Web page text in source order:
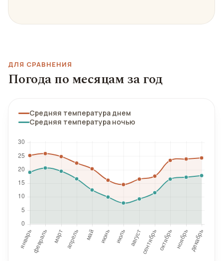
ДЛЯ СРАВНЕНИЯ
Погода по месяцам за год
Средняя температура днем
Средняя температура ночью